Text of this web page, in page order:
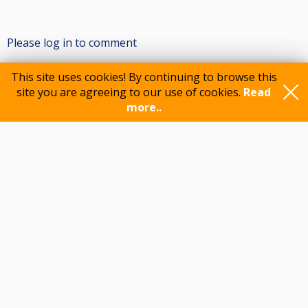
This site uses cookies! By continuing to browse this
site you are agreeing to our use of cookies. Read
more..
Please log in to comment
Participants